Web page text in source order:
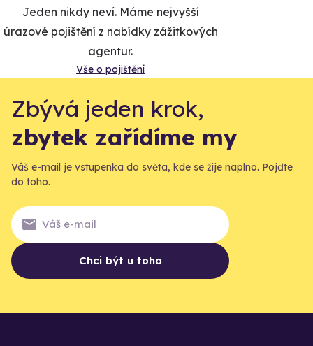
Jeden nikdy neví. Máme nejvyšší
úrazové pojištění z nabídky zážitkových
agentur.
Vše o pojištění
Zbývá jeden krok,
zbytek zařídíme my
Váš e-mail je vstupenka do světa, kde se žije naplno. Pojďte
do toho.
Chci být u toho